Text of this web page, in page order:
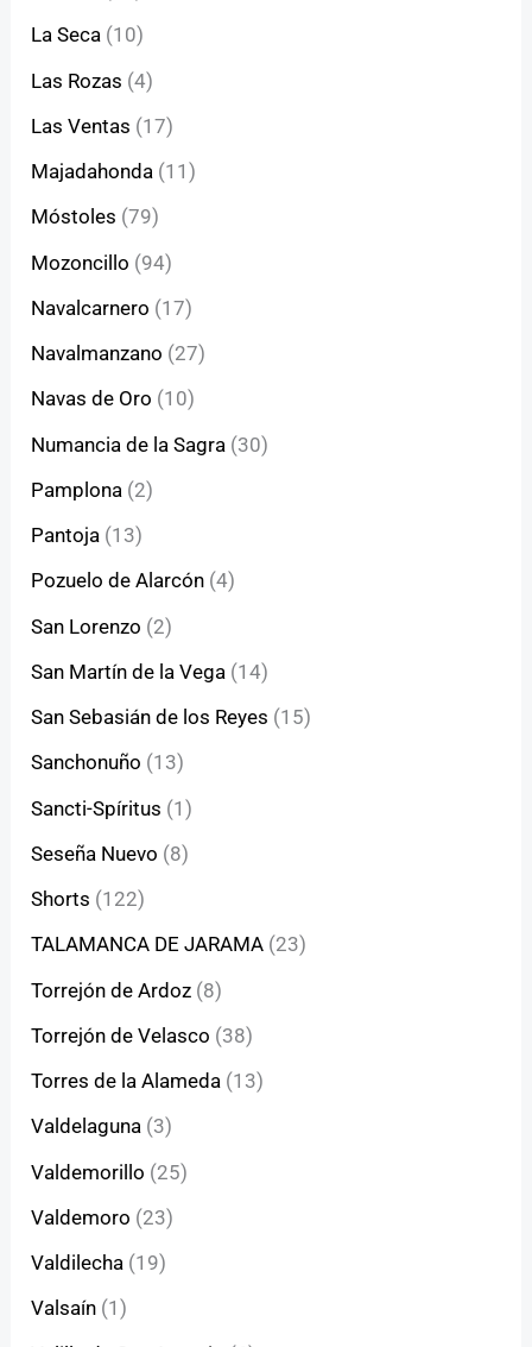
La Seca (10)
Las Rozas (4)
Las Ventas (17)
Majadahonda (11)
Móstoles (79)
Mozoncillo (94)
Navalcarnero (17)
Navalmanzano (27)
Navas de Oro (10)
Numancia de la Sagra (30)
Pamplona (2)
Pantoja (13)
Pozuelo de Alarcón (4)
San Lorenzo (2)
San Martín de la Vega (14)
San Sebasián de los Reyes (15)
Sanchonuño (13)
Sancti-Spíritus (1)
Seseña Nuevo (8)
Shorts (122)
TALAMANCA DE JARAMA (23)
Torrejón de Ardoz (8)
Torrejón de Velasco (38)
Torres de la Alameda (13)
Valdelaguna (3)
Valdemorillo (25)
Valdemoro (23)
Valdilecha (19)
Valsaín (1)